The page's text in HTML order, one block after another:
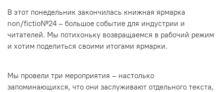
В этот понедельник закончилась книжная ярмарка
non/fictio№24 – большое событие для индустрии и
читателей. Мы потихоньку возвращаемся в рабочий режим
и хотим поделиться своими итогами ярмарки.
Мы провели три мероприятия – настолько
запоминающихся, что они заслуживают отдельного текста,